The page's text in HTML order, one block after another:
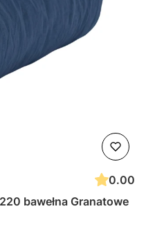
0.00
bawełna Granatowe